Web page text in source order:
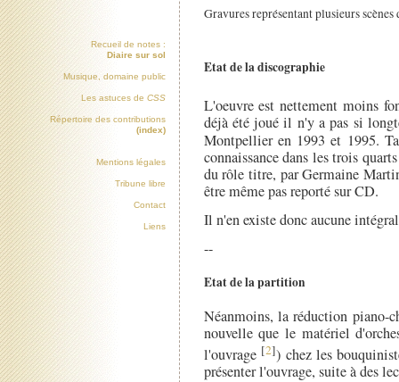
Gravures représentant plusieurs scènes
Etat de la discographie
L'oeuvre est nettement moins
déjà été joué il n'y a pas si
Montpellier en 1993 et 1995.
connaissance dans les trois
du rôle titre, par Germaine
être même pas reporté sur CD.
Il n'en existe donc aucune
--
Etat de la partition
Néanmoins, la réduction piano-
nouvelle que le matériel
l'ouvrage [2]) chez les
présenter l'ouvrage, suite à des
Recueil de notes :
Diaire sur sol
Musique, domaine public
Les astuces de CSS
Répertoire des contributions
(index)
Mentions légales
Tribune libre
Contact
Liens